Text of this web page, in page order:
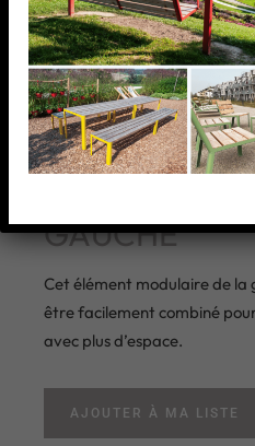
GAUCHE
Cet élément modulaire de la
être facilement combiné
avec plus d’espace.
AJOUTER À MA LISTE